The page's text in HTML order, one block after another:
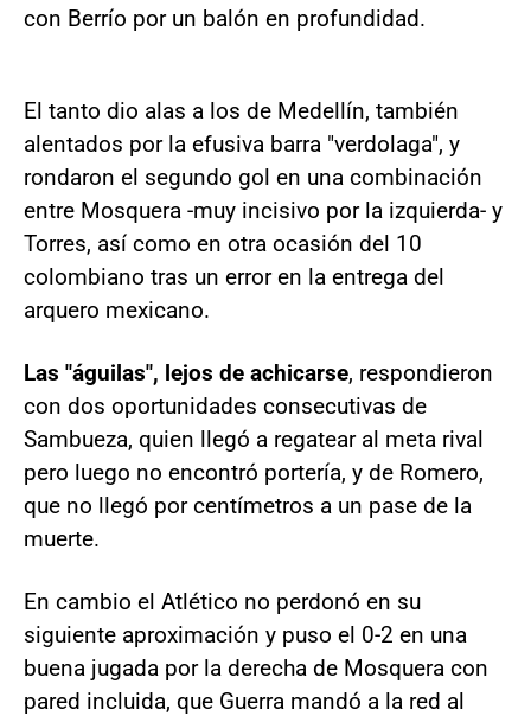
con Berrío por un balón en profundidad.
El tanto dio alas a los de Medellín, también
alentados por la efusiva barra "verdolaga", y
rondaron el segundo gol en una combinación
entre Mosquera -muy incisivo por la izquierda- y
Torres, así como en otra ocasión del 10
colombiano tras un error en la entrega del
arquero mexicano.
Las "águilas", lejos de achicarse, respondieron
con dos oportunidades consecutivas de
Sambueza, quien llegó a regatear al meta rival
pero luego no encontró portería, y de Romero,
que no llegó por centímetros a un pase de la
muerte.
En cambio el Atlético no perdonó en su
siguiente aproximación y puso el 0-2 en una
buena jugada por la derecha de Mosquera con
pared incluida, que Guerra mandó a la red al